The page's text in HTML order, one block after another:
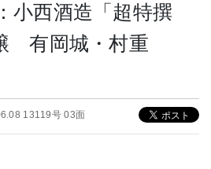
小西酒造「超特撰
有岡城・村重
13119号 03面